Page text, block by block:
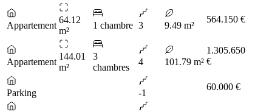
Appartement
64.12
m²
1 chambre 3 9.49 m²
564.150 €
Appartement
144.01
m²
3
chambres
4 101.79 m²
1.305.650
€
Parking -1
60.000 €